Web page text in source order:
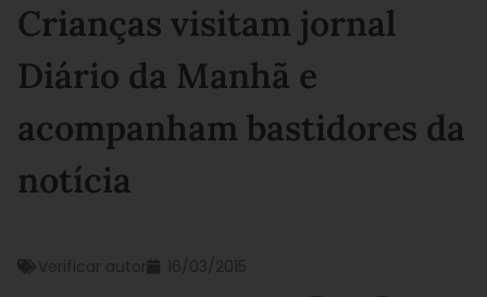
Crianças visitam jornal
Diário da Manhã e
acompanham bastidores da
notícia
Verificar autor 16/03/2015